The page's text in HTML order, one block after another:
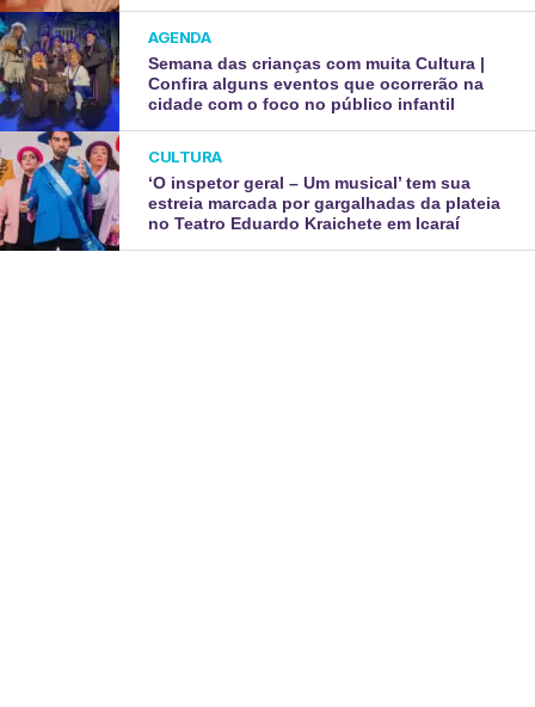
AGENDA
Semana das crianças com muita Cultura |
Confira alguns eventos que ocorrerão na
cidade com o foco no público infantil
CULTURA
‘O inspetor geral – Um musical’ tem sua
estreia marcada por gargalhadas da plateia
no Teatro Eduardo Kraichete em Icaraí